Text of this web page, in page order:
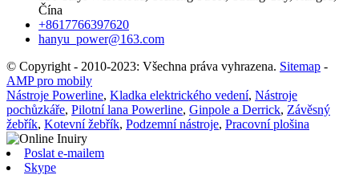
Čína
+8617766397620
hanyu_power@163.com
© Copyright - 2010-2023: Všechna práva vyhrazena. Sitemap -
AMP pro mobily
Nástroje Powerline, Kladka elektrického vedení, Nástroje
pochůzkáře, Pilotní lana Powerline, Ginpole a Derrick, Závěsný
žebřík, Kotevní žebřík, Podzemní nástroje, Pracovní plošina
Poslat e-mailem
Skype